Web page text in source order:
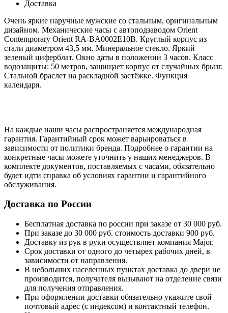
Доставка
Очень яркие наручные мужские со стальным, оригинальным
дизайном. Механические часы с автоподзаводом Orient
Contemporary Orient RA-BA0002E10B. Круглый корпус из
стали диаметром 43,5 мм. Минеральное стекло. Яркий
зеленый циферблат. Окно даты в положении 3 часов. Класс
водозащиты: 50 метров, защищает корпус от случайных брызг.
Стальной браслет на раскладной застёжке. Функция
календаря.
На каждые наши часы распространяется международная
гарантия. Гарантийный срок может варьироваться в
зависимости от политики бренда. Подробнее о гарантии на
конкретные часы можете уточнить у наших менеджеров. В
комплекте документов, поставляемых с часами, обязательно
будет идти справка об условиях гарантии и гарантийного
обслуживания.
Доставка по России
Бесплатная доставка по россии при заказе от 30 000 руб.
При заказе до 30 000 руб. стоимость доставки 900 руб.
Доставку из рук в руки осуществляет компания Major.
Срок доставки от одного до четырех рабочих дней, в
зависимости от направления.
В небольших населенных пунктах доставка до двери не
производится, получателя вызывают на отделение связи
для получения отправления.
При оформлении доставки обязательно укажите свой
почтовый адрес (с индексом) и контактный телефон.